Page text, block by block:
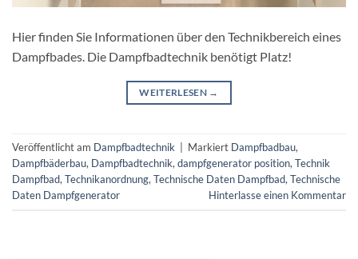
Hier finden Sie Informationen über den Technikbereich eines
Dampfbades. Die Dampfbadtechnik benötigt Platz!
WEITERLESEN →
Veröffentlicht am Dampfbadtechnik Markiert Dampfbadbau,
Dampfbäderbau, Dampfbadtechnik,dampfgenerator position,Technik
Dampfbad,Technikanordnung,Technische Daten Dampfbad,Technische
Daten Dampfgenerator
Hinterlasse einen Kommentar